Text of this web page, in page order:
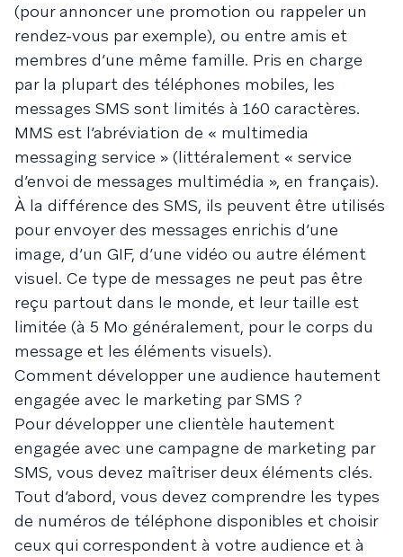
(pour annoncer une promotion ou rappeler un
rendez-vous par exemple), ou entre amis et
membres d’une même famille. Pris en charge
par la plupart des téléphones mobiles, les
messages SMS sont limités à 160 caractères.
MMS est l’abréviation de « multimedia
messaging service » (littéralement « service
d’envoi de messages multimédia », en français).
À la différence des SMS, ils peuvent être utilisés
pour envoyer des messages enrichis d’une
image, d’un GIF, d’une vidéo ou autre élément
visuel. Ce type de messages ne peut pas être
reçu partout dans le monde, et leur taille est
limitée (à 5 Mo généralement, pour le corps du
message et les éléments visuels).
Comment développer une audience hautement
engagée avec le marketing par SMS ?
Pour développer une clientèle hautement
engagée avec une campagne de marketing par
SMS, vous devez maîtriser deux éléments clés.
Tout d’abord, vous devez comprendre les types
de numéros de téléphone disponibles et choisir
ceux qui correspondent à votre audience et à